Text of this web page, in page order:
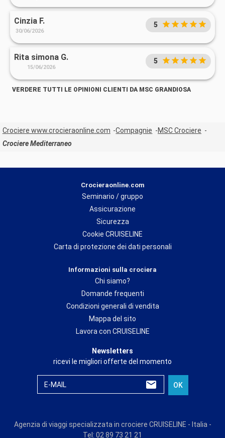
Cinzia F.
30/06/2026
5
Rita simona G.
15/06/2026
5
VERDERE TUTTI LE OPINIONI CLIENTI DA MSC GRANDIOSA
Crociere www.crocieraonline.com Compagnie
MSC Crociere
Crociere Mediterraneo
Crocieraonline.com
Seminario / gruppo
Assicurazione
Sicurezza
Cookie CRUISELINE
Carta di protezione dei dati personali
Informazioni sulla crociera
Chi siamo?
Domande frequenti
Condizioni generali di vendita
Mappa del sito
Lavora con CRUISELINE
Newsletters
ricevi le migliori offerte del momento
E-MAIL OK
Agenzia di viaggi specializzata in crociere CRUISELINE - Italia -
Tel: 02 89 73 21 21